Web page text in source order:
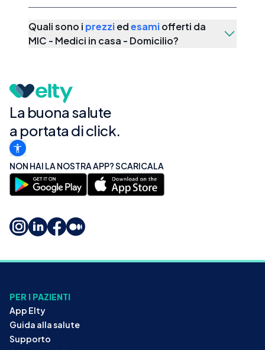
Quali sono i prezziedesamiofferti da
MIC - Medici in casa - Domicilio?
La buona salute
a portata di click.
NON HAI LA NOSTRA APP? SCARICALA
PER I PAZIENTI
App Elty
Guida alla salute
Supporto